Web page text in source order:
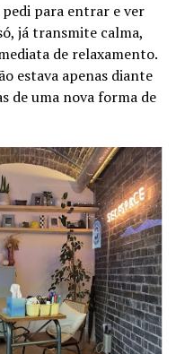
para entrar e ver
já transmite calma,
de relaxamento.
estava apenas diante
de uma nova forma de